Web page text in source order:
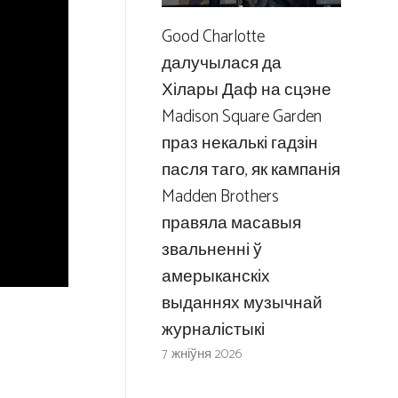
Good Charlotte
далучылася да
Хілары Даф на сцэне
Madison Square Garden
праз некалькі гадзін
пасля таго, як кампанія
Madden Brothers
правяла масавыя
звальненні ў
амерыканскіх
выданнях музычнай
журналістыкі
7 жніўня 2026